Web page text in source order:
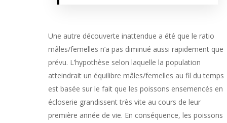
Une autre découverte inattendue a été que le ratio
mâles/femelles n’a pas diminué aussi rapidement que
prévu. L’hypothèse selon laquelle la population
atteindrait un équilibre mâles/femelles au fil du temps
est basée sur le fait que les poissons ensemencés en
écloserie grandissent très vite au cours de leur
première année de vie. En conséquence, les poissons